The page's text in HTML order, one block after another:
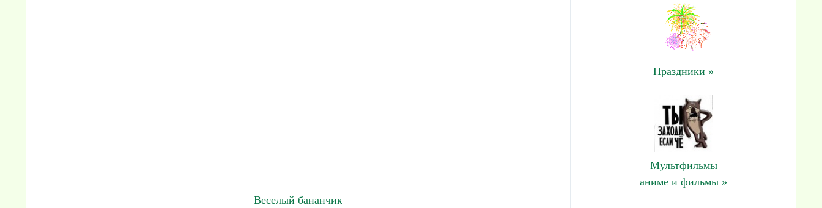
Веселый бананчик
Праздники »
Мультфильмы
аниме и фильмы »